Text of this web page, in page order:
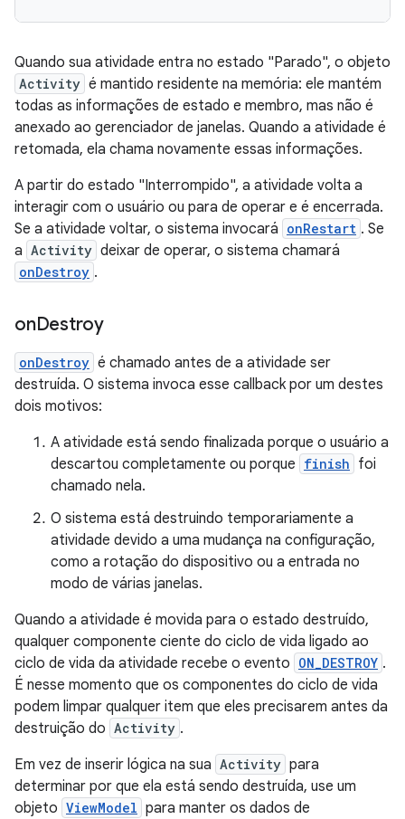
Quando sua atividade entra no estado "Parado", o objeto
Activity é mantido residente na memória: ele mantém
todas as informações de estado e membro, mas não é
anexado ao gerenciador de janelas. Quando a atividade é
retomada, ela chama novamente essas informações.
A partir do estado "Interrompido", a atividade volta a
interagir com o usuário ou para de operar e é encerrada.
Se a atividade voltar, o sistema invocará onRestart . Se
a Activity deixar de operar, o sistema chamará
onDestroy .
onDestroy
onDestroy é chamado antes de a atividade ser
destruída. O sistema invoca esse callback por um destes
dois motivos:
A atividade está sendo finalizada porque o usuário a
descartou completamente ou porque finish foi
chamado nela.
O sistema está destruindo temporariamente a
atividade devido a uma mudança na configuração,
como a rotação do dispositivo ou a entrada no
modo de várias janelas.
Quando a atividade é movida para o estado destruído,
qualquer componente ciente do ciclo de vida ligado ao
ciclo de vida da atividade recebe o evento ON_DESTROY .
É nesse momento que os componentes do ciclo de vida
podem limpar qualquer item que eles precisarem antes da
destruição do Activity .
Em vez de inserir lógica na sua Activity para
determinar por que ela está sendo destruída, use um
objeto ViewModel para manter os dados de